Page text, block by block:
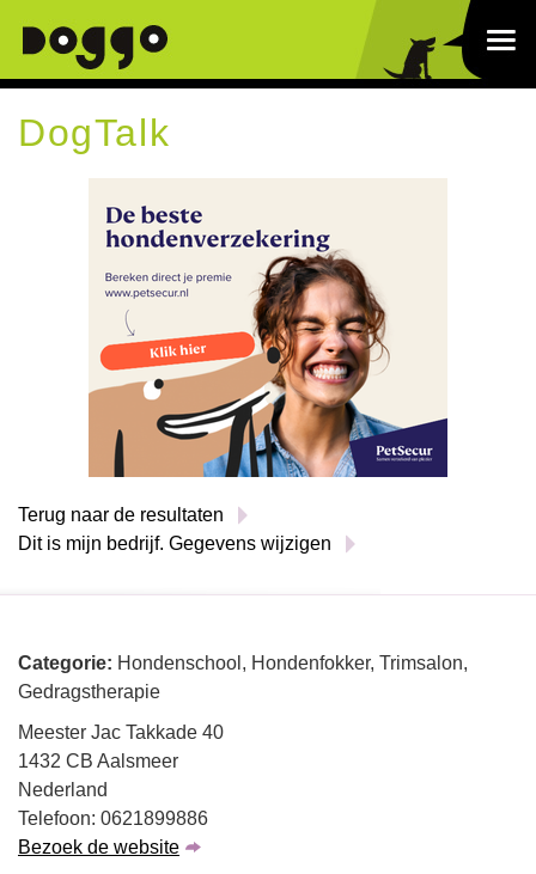
DogTalk
Terug naar de resultaten
Dit is mijn bedrijf. Gegevens wijzigen
Categorie: Hondenschool, Hondenfokker, Trimsalon,
Gedragstherapie
Meester Jac Takkade 40
1432 CB Aalsmeer
Nederland
Telefoon: 0621899886
Bezoek de website